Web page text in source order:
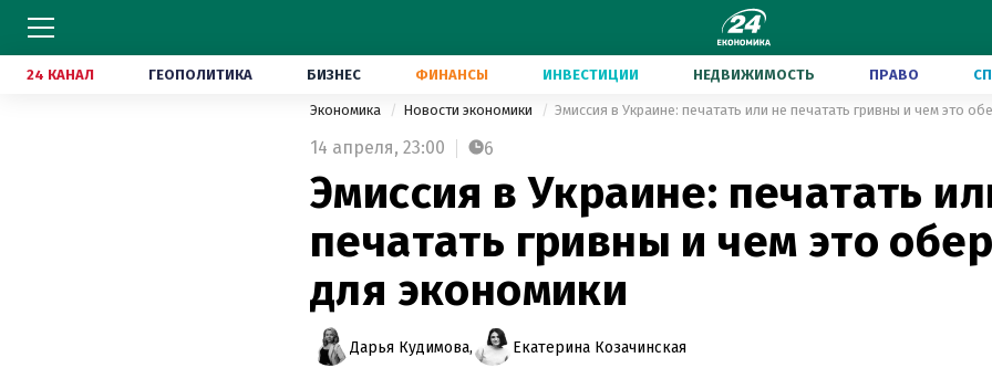
24 КАНАЛ ГЕОПОЛИТИКА БИЗНЕС ФИНАНСЫ ИНВЕСТИЦИИ НЕДВИЖИМОСТЬ ПРАВО
Экономика Новости экономики Эмиссия в Украине: печатать или не печатать гривны и чем это
14 апреля, 23:00 6
Эмиссия в Украине: печатать
печатать гривны и чем это
для экономики
Дарья Кудимова, Екатерина Козачинская